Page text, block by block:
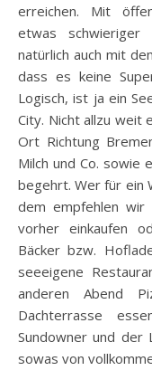
erreichen. Mit
etwas
natürlich auch mit
dass es keine
Logisch, ist ja ein
City. Nicht allzu weit
Ort Richtung
Milch und Co. sowie
begehrt. Wer für ein
dem empfehlen wir
vorher einkaufen
Bäcker bzw.
seeeigene
anderen Abend
Dachterrasse
Sundowner und der
sowas von